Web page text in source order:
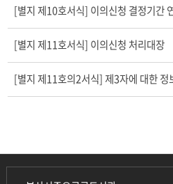
[별지 제10호서식] 이의신청 결정기간
[별지 제11호서식] 이의신청 처리대장
[별지 제11호의2서식] 제3자에 대한 정